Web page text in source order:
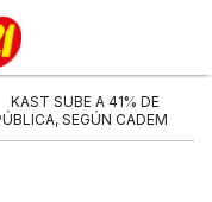
KAST SUBE A 41% DE
SEGÚN CADEM